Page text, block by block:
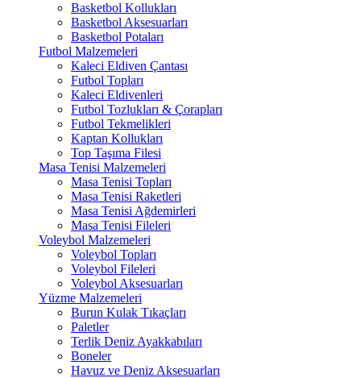
Basketbol Kollukları
Basketbol Aksesuarları
Basketbol Potaları
Futbol Malzemeleri
Kaleci Eldiven Çantası
Futbol Topları
Kaleci Eldivenleri
Futbol Tozlukları & Çorapları
Futbol Tekmelikleri
Kaptan Kollukları
Top Taşıma Filesi
Masa Tenisi Malzemeleri
Masa Tenisi Topları
Masa Tenisi Raketleri
Masa Tenisi Ağdemirleri
Masa Tenisi Fileleri
Voleybol Malzemeleri
Voleybol Topları
Voleybol Fileleri
Voleybol Aksesuarları
Yüzme Malzemeleri
Burun Kulak Tıkaçları
Paletler
Terlik Deniz Ayakkabıları
Boneler
Havuz ve Deniz Aksesuarları